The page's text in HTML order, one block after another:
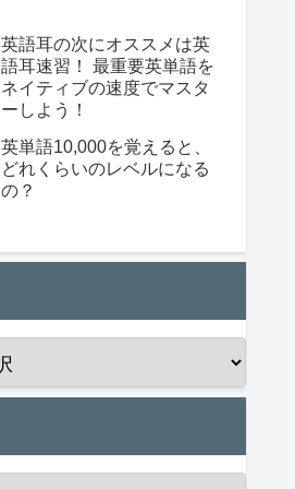
英語耳の次にオススメは英
語耳速習！ 最重要英単語を
ネイティブの速度でマスタ
ーしよう！
英単語10,000を覚えると、
どれくらいのレベルになる
の？